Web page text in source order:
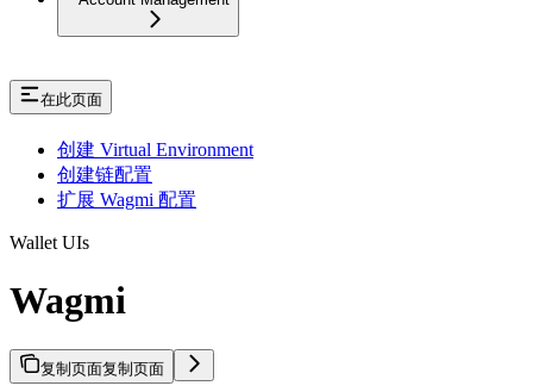
在此页面
创建 Virtual Environment
创建链配置
扩展 Wagmi 配置
Wallet UIs
Wagmi
复制页面复制页面